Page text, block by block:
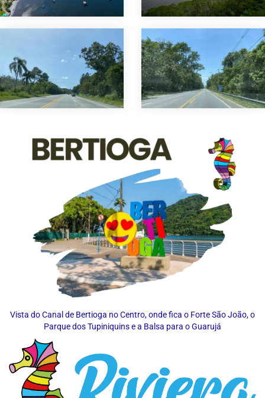
Vista do Canal de Bertioga no Centro, onde fica o Forte São João, o
Parque dos Tupiniquins e a Balsa para o Guarujá